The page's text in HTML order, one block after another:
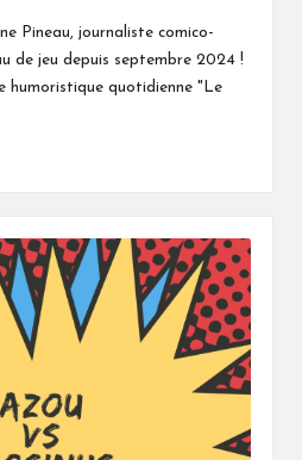
Pineau, journaliste comico-
de jeu depuis septembre 2024 !
humoristique quotidienne "Le